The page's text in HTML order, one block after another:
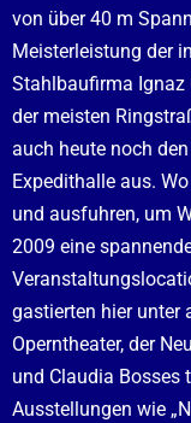
von über 40 m
Meisterleistung der
Stahlbaufirma Ignaz
der meisten
auch heute noch
Expedithalle aus.
und ausfuhren, um
2009 eine
gastierten hier unter
Operntheater, der
und Claudia Bosses
Ausstellungen wie